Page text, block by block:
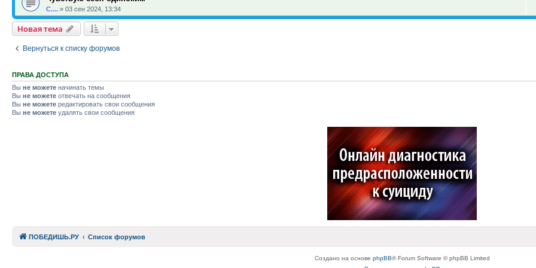
С.... » 03 сен 2024, 13:34
Новая тема
Вернуться к списку форумов
ПРАВА ДОСТУПА
Вы не можете начинать темы
Вы не можете отвечать на сообщения
Вы не можете редактировать свои сообщения
Вы не можете удалять свои сообщения
ПОБЕДИШЬ.РУ Список форумов
Создано на основе phpBB® Forum Software © phpBB Limited